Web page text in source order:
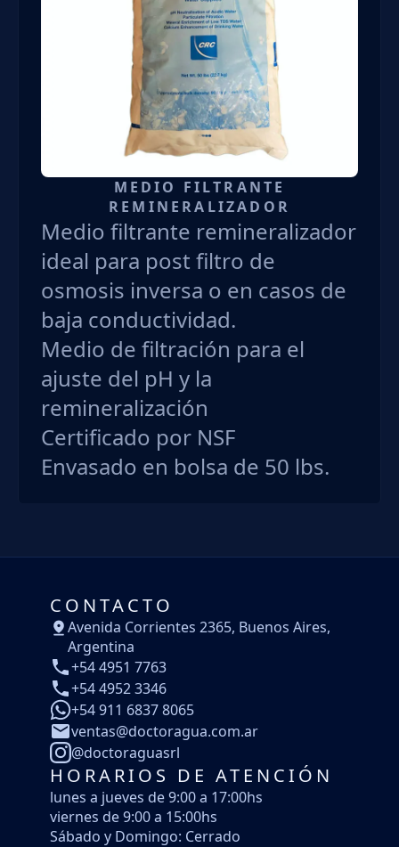
MEDIO FILTRANTE
REMINERALIZADOR
Medio filtrante remineralizador
ideal para post filtro de
osmosis inversa o en casos de
baja conductividad.
Medio de filtración para el
ajuste del pH y la
remineralización
Certificado por NSF
Envasado en bolsa de 50 lbs.
CONTACTO
Avenida Corrientes 2365, Buenos Aires,
Argentina
+54 4951 7763
+54 4952 3346
+54 911 6837 8065
ventas@doctoragua.com.ar
@doctoraguasrl
HORARIOS DE ATENCIÓN
lunes a jueves de 9:00 a 17:00hs
viernes de 9:00 a 15:00hs
Sábado y Domingo: Cerrado